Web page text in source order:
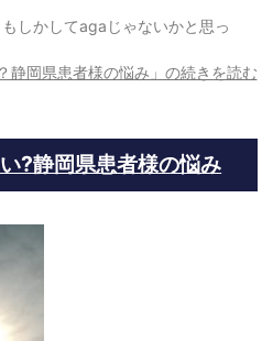
しかしてagaじゃないかと思っ
静岡県患者様の悩み」の続きを読む
?静岡県患者様の悩み